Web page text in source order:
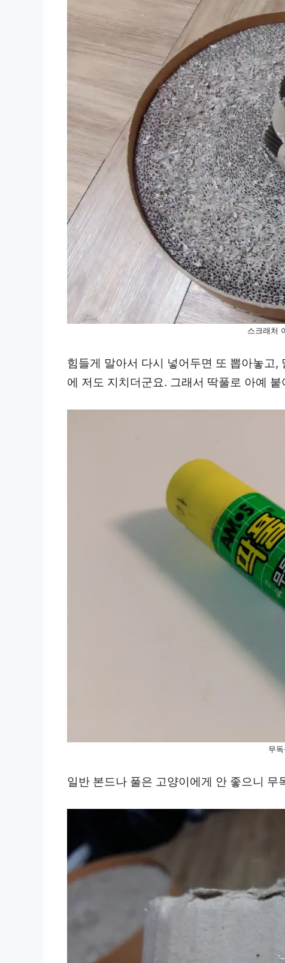
스크래처
힘들게 말아서 다시 넣어두면 또 뽑아놓고
에 저도 지치더군요. 그래서 딱풀로 아예
무
일반 본드나 풀은 고양이에게 안 좋으니